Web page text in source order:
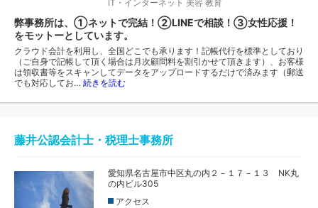
IT・インターネット 美容 教育
弊事務所は、①ネットで完結！②LINEで相談！③女性応援！
をモットーとしています。
クラウド会計を利用し、全国どこでも承ります！記帳代行を標準としており
（ご自身で記帳して頂く場合は月次顧問料を割引かせて頂きます）、お客様
は領収書等をスキャンしてデータをアップロードするだけで済みます（郵送
でも対応してお… 続きを読む
藤井公認会計士・税理士事務所
愛知県名古屋市中区丸の内２－１７－１３ NK丸
の内ビル305
アクセス